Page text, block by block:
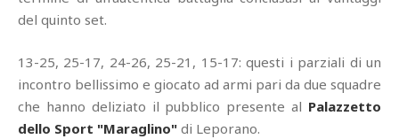
del quinto set.
13-25, 25-17, 24-26, 25-21, 15-17: questi i parziali di un
incontro bellissimo e giocato ad armi pari da due squadre
che hanno deliziato il pubblico presente al Palazzetto
dello Sport "Maraglino" di Leporano.